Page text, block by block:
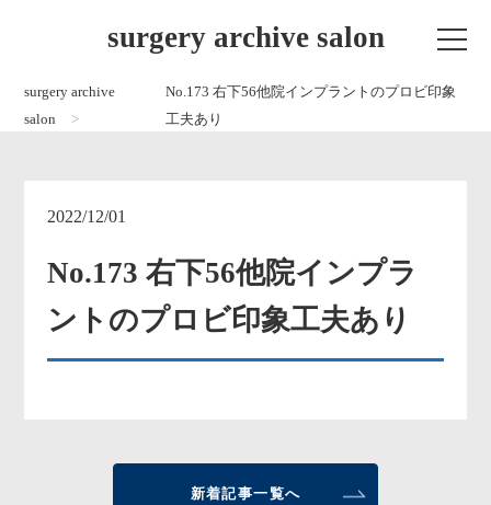
surgery archive salon
surgery archive
salon
No.173 右下56他院インプラントのプロビ印象
工夫あり
2022/12/01
No.173 右下56他院インプラ
ントのプロビ印象工夫あり
新着記事一覧へ